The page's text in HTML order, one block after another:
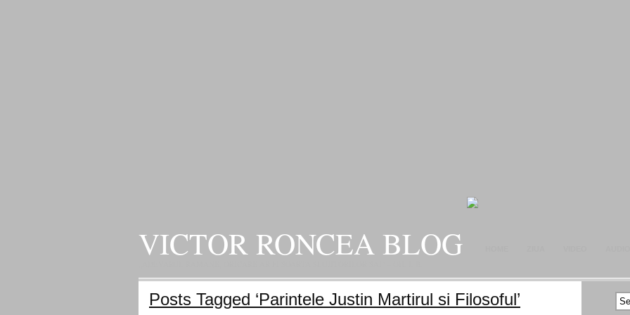
VICTOR RONCEA BLOG
Posts Tagged ‘Parintele Justin Martirul si Filosoful’